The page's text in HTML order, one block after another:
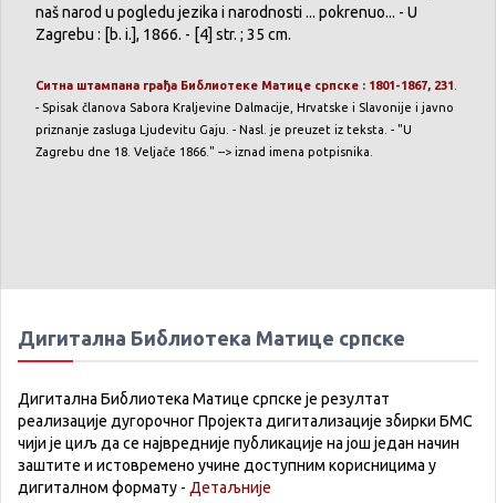
naš narod u pogledu jezika i narodnosti ... pokrenuo... - U
Zagrebu : [b. i.], 1866. - [4] str. ; 35 cm.
Ситна штампана грађа Библиотеке Матице српске : 1801-1867, 231
- Spisak članova Sabora Kraljevine Dalmacije, Hrvatske i Slavonije i javno
priznanje zasluga Ljudevitu Gaju. - Nasl. je preuzet iz teksta. - "U
Zagrebu dne 18. Veljače 1866." --> iznad imena potpisnika.
Дигитална Библиотека Матице српске
Дигитална Библиотека Матице српске је резултат
реализације дугорочног Пројекта дигитализације збирки БМС
чији је циљ да се највредније публикације на још један начин
заштите и истовремено учине доступним корисницима у
дигиталном формату - Детаљније